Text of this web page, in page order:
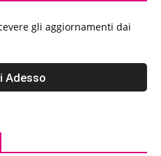
gli aggiornamenti dai